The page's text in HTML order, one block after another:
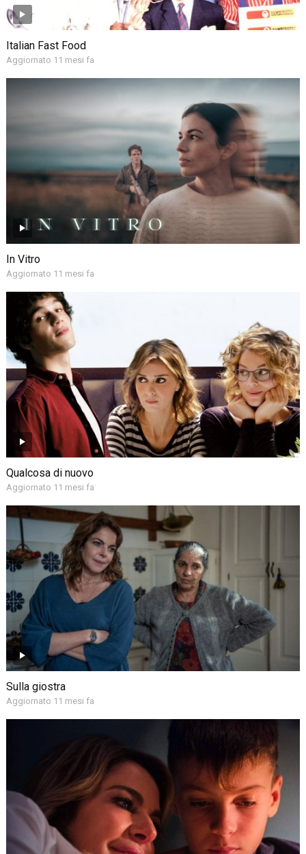
Italian Fast Food
Aggiornato 11 mesi fa
In Vitro
Aggiornato 11 mesi fa
Qualcosa di nuovo
Aggiornato 11 mesi fa
Sulla giostra
Aggiornato 11 mesi fa